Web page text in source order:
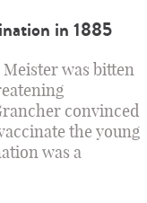
in 1885
Meister was bitten
convinced
the young
was a